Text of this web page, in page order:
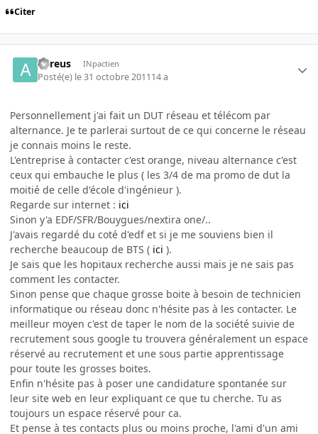
Citer
aureus INpactien
Posté(e) le 31 octobre 201114 a
Personnellement j'ai fait un DUT réseau et télécom par
alternance. Je te parlerai surtout de ce qui concerne le réseau
je connais moins le reste.
L'entreprise à contacter c'est orange, niveau alternance c'est
ceux qui embauche le plus ( les 3/4 de ma promo de dut la
moitié de celle d'école d'ingénieur ).
Regarde sur internet : ici
Sinon y'a EDF/SFR/Bouygues/nextira one/..
J'avais regardé du coté d'edf et si je me souviens bien il
recherche beaucoup de BTS ( ici ).
Je sais que les hopitaux recherche aussi mais je ne sais pas
comment les contacter.
Sinon pense que chaque grosse boite à besoin de technicien
informatique ou réseau donc n'hésite pas à les contacter. Le
meilleur moyen c'est de taper le nom de la société suivie de
recrutement sous google tu trouvera généralement un espace
réservé au recrutement et une sous partie apprentissage
pour toute les grosses boites.
Enfin n'hésite pas à poser une candidature spontanée sur
leur site web en leur expliquant ce que tu cherche. Tu as
toujours un espace réservé pour ca.
Et pense à tes contacts plus ou moins proche, l'ami d'un ami